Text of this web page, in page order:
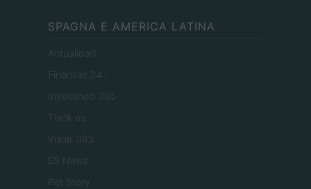
SPAGNA E AMERICA LATINA
Actualidad
Finanzas 24
Investindo 365
Think.es
Viajar 365
ES Newz
Pet Story